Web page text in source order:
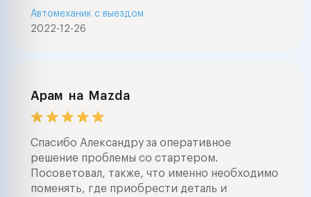
2022-12-26
Автомеханик с выездом
Арам на Mazda
Спасибо Александру за оперативное
решение проблемы со стартером.
Посоветовал, также, что именно необходимо
поменять, где приобрести деталь и